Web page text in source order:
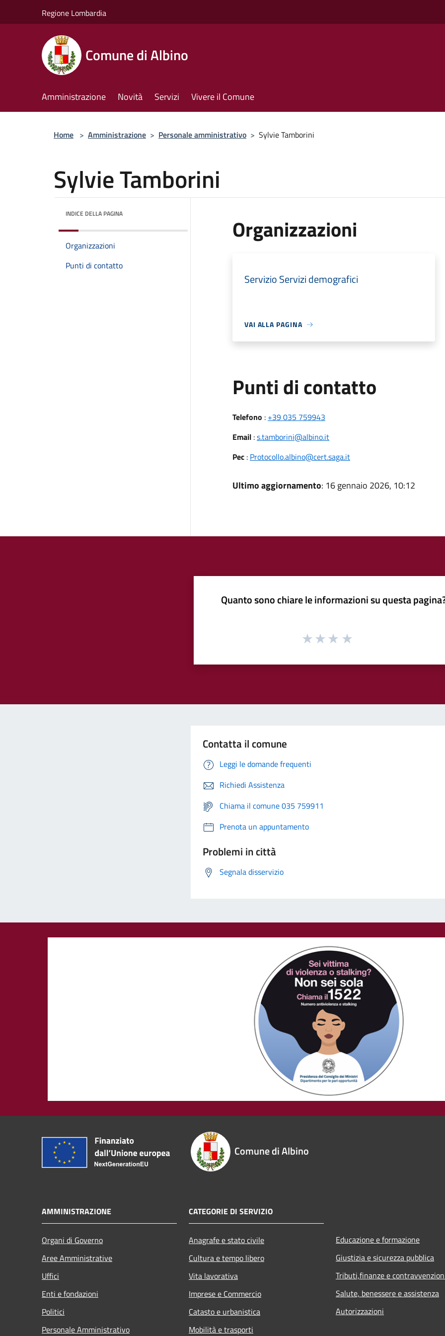
Regione Lombardia
Comune di Albino
Amministrazione Novità Servizi Vivere il Comune
Home > Amministrazione > Personale amministrativo > Sylvie Tamborini
Sylvie Tamborini
INDICE DELLA PAGINA
Organizzazioni
Punti di contatto
Organizzazioni
Servizio Servizi demografici
VAI ALLA PAGINA
Punti di contatto
Telefono : +39 035 759943
Email:s.tamborini@albino.it
Pec: Protocollo.albino@cert.saga.it
Ultimo aggiornamento: 16 gennaio 2026, 10:12
Quanto sono chiare le informazioni su questa
Contatta il comune
Leggi le domande frequenti
Richiedi Assistenza
Chiama il comune 035 759911
Prenota un appuntamento
Problemi in città
Segnala disservizio
Comune di Albino
AMMINISTRAZIONE
Organi di Governo
Aree Amministrative
Uffici
Enti e fondazioni
Politici
Personale Amministrativo
CATEGORIE DI SERVIZIO
Anagrafe e stato civile
Cultura e tempo libero
Vita lavorativa
Imprese e Commercio
Catasto e urbanistica
Mobilità e trasporti
Educazione e formazione
Giustizia e sicurezza pubblica
Tributi,finanze e
Salute, benessere e assistenza
Autorizzazioni